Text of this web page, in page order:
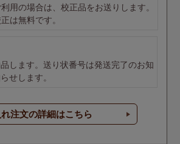
用の場合は、校正品をお送りします。
は無料です。
します。送り状番号は発送完了のお知
せします。
注文の詳細はこちら